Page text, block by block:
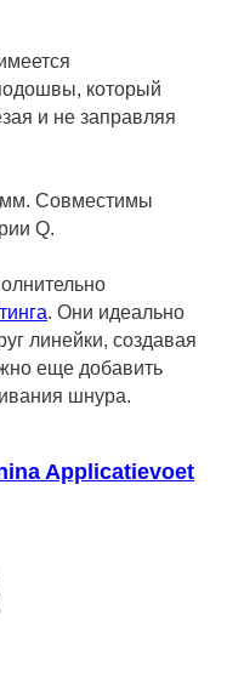
который
и не заправляя
Совместимы
Q.
. Они идеально
линейки, создавая
еще добавить
шнура.
Applicatievoet